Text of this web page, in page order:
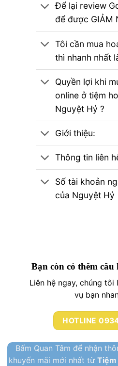
Để lại review
để được GIẢM
Tôi cần mua
thì nhanh nhất
Quyền lợi khi
online ở tiệm
Nguyệt Hỷ ?
Giới thiệu:
Thông tin liên
Số tài khoản
của Nguyệt Hỷ
Bạn còn có thêm
Liên hệ ngay, chúng tôi
vụ bạn
HOTLINE
Bấm Quan Tâm để nhận
khuyến mãi mới nhất từ